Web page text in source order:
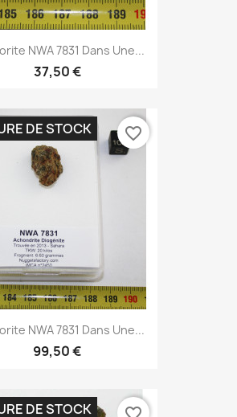
NWA 7831 Dans Une...
37,50 €
NWA 7831 Dans Une...
99,50 €
DE STOCK favorite_border
DE STOCK